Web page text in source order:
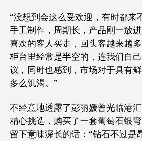
“没想到会这么受欢迎，有时都来
手工制作，周期长，产品刚一放
喜欢的客人买走，回头客越来越
柜台里经常是半空的，连我们自
议，同时也感到，市场对于具有
多么饥渴。”
不经意地透露了彭丽媛曾光临港
精心挑选，购买了一套葡萄石银
留下意味深长的话：“钻石不过是